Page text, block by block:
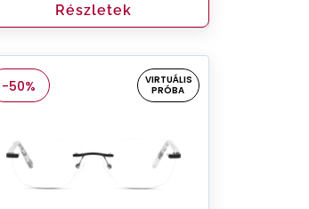
Részletek
-50%
VIRTUÁLIS
PRÓBA